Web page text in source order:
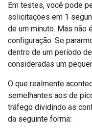
Em testes, você pode
solicitações em 1
de um minuto. Mas não
configuração. Se
dentro de um período
consideradas um
O que realmente
semelhantes aos de
tráfego dividindo as
da seguinte forma: